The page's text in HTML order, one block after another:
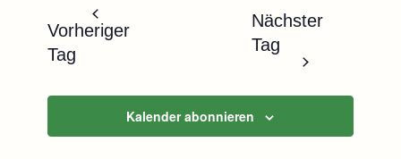
Ansichten,
Navigation
wählen.
Vorheriger
Tag
Nächster
Tag
Kalender abonnieren